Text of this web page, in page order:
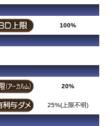
100%
20%
25%(上限不明)